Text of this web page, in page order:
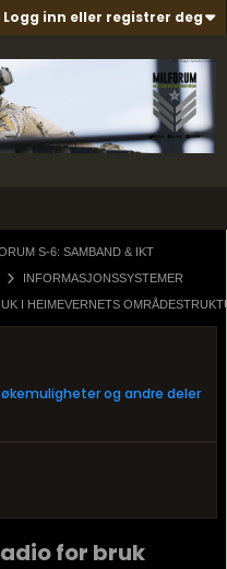
Logg inn eller registrer deg
S-6: SAMBAND & IKT
INFORMASJONSSYSTEMER
I HEIMEVERNETS
og andre deler
for bruk